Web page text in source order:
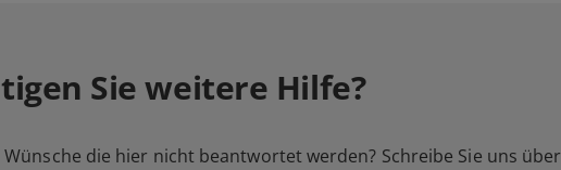
Sie weitere Hilfe?
die hier nicht beantwortet werden? Schreibe Sie uns über